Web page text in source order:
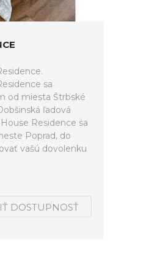
sa
od miesta Štrbské
ľadová
Residence sa
Poprad, do
vašú dovolenku
DOSTUPNOSŤ